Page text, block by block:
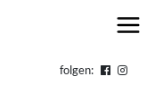
folgen: